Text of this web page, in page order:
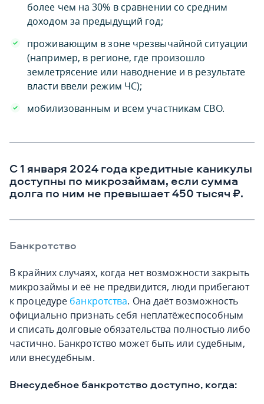
более чем на 30% в сравнении со средним
доходом за предыдущий год;
проживающим в зоне чрезвычайной ситуации
(например, в регионе, где произошло
землетрясение или наводнение и в результате
власти ввели режим ЧС);
мобилизованным и всем участникам СВО.
С 1 января 2024 года кредитные каникулы
доступны по микрозаймам, если сумма
долга по ним не превышает 450 тысяч₽.
Банкротство
В крайних случаях, когда нет возможности закрыть
микрозаймы и её не предвидится, люди прибегают
к процедуре банкротства. Она даёт возможность
официально признать себя неплатёжеспособным
и списать долговые обязательства полностью либо
частично. Банкротство может быть или судебным,
или внесудебным.
Внесудебное банкротство доступно, когда: